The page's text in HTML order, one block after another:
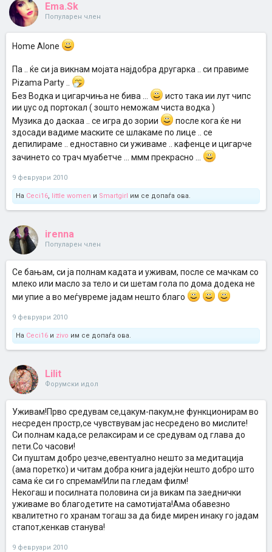
Ema.Sk
Популарен член
Home Alone
Па .. ќе си ја викнам мојата најдобра другарка .. си правиме
Pizama Party ..
Без Водка и цигарчиња не бива ...
исто така ии лут чипс
ии џус од портокал ( зошто неможам чиста водка )
Музика до даскаа .. се игра до зории
после кога ќе ни
здосади вадиме маските се шлакаме по лице .. се
депилираме .. едноставно си уживаме .. кафенце и цигарче
зачинето со трач муабетче ... ммм прекрасно ...
9 февруари 2010
На Ceci16, little women и Smartgirl им се допаѓа ова.
irenna
Популарен член
Се бањам, си ја полнам кадата и уживам, после се мачкам со
млеко или масло за тело и си шетам гола по дома додека не
ми упие а во меѓувреме јадам нешто благо
9 февруари 2010
На Ceci16 и zivo им се допаѓа ова.
Lilit
Форумски идол
Уживам!Прво средувам се,цакум-пакум,не функционирам во
несреден простр,се чувствувам јас несредено во мислите!
Си полнам када,се релаксирам и се средувам од глава до
пети.Со часови!
Си пуштам добро џезче,евентуално нешто за медитација
(ама поретко) и читам добра книга јадејќи нешто добро што
сама ќе си го спремам!Или па гледам филм!
Некогаш и посилната половина си ја викам па заеднички
уживаме во благодетите на самотијата!Ама обавезно
квалитетно го хранам тогаш за да биде мирен инаку го јадам
стапот,кенкав станува!
9 февруари 2010